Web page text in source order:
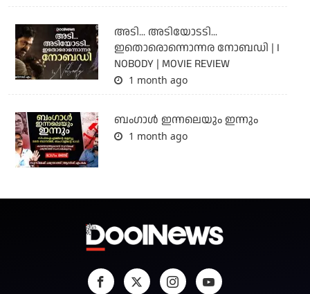
അടി... അടിയോടടി...
ഇതൊരൊന്നൊന്നര നോബഡി | I
NOBODY | MOVIE REVIEW
1 month ago
ബംഗാള്‍ ഇന്നലെയും ഇന്നും
1 month ago